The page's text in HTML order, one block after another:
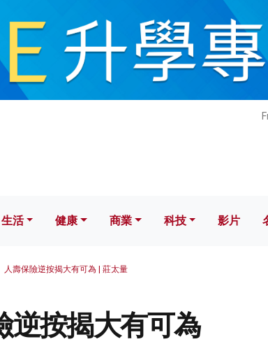
健康 科技 影片
生活 健康 商業 科技 影片
人壽保險逆按揭大有可為 | 莊太量
逆按揭大有可為